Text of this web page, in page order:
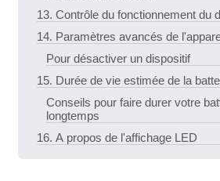
13. Contrôle du fonctionnement du
14. Paramètres avancés de
Pour désactiver un dispositif
15. Durée de vie estimée de la
Conseils pour faire durer votre
longtemps
16. A propos de l'affichage LED